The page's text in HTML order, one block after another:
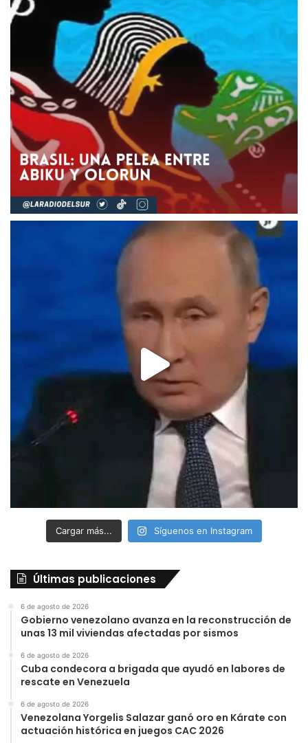
Cargar más... Síguenos en Instagram
Últimas publicaciones
6 de agosto de 2026
Gobierno venezolano avanza en la reconstrucción de
unas 13 mil viviendas afectadas por sismos
6 de agosto de 2026
Cuba condecora a brigada que ayudó en labores de
rescate en Venezuela
6 de agosto de 2026
Venezolana Yorgelis Salazar ganó oro en Kárate con
actuación histórica en juegos CAC 2026